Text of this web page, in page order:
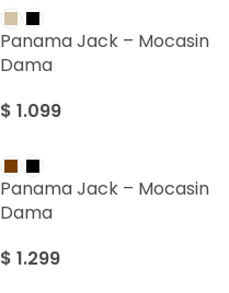
Panama Jack – Mocasin
Dama
$ 1.099
Panama Jack – Mocasin
Dama
$ 1.299